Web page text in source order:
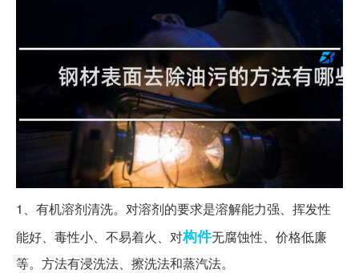
1、有机溶剂清洗。对溶剂的要求是溶解能力强、挥发性
能好、毒性小、不易着火、对构件无腐蚀性、价格低廉
等。方法有浸洗法、擦洗法和蒸汽法。